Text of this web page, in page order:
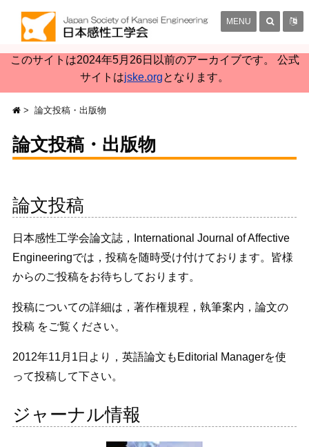
このサイトは2024年5月26日以前のアーカイブです。 公式
サイトはjske.orgとなります。
MENU
論文投稿・出版物
論文投稿・出版物
論文投稿
日本感性工学会論文誌，International Journal of Affective
Engineeringでは，投稿を随時受け付けております。皆様
からのご投稿をお待ちしております。
投稿についての詳細は，著作権規程，執筆案内，論文の
投稿 をご覧ください。
2012年11月1日より，英語論文もEditorial Managerを使
って投稿して下さい。
ジャーナル情報